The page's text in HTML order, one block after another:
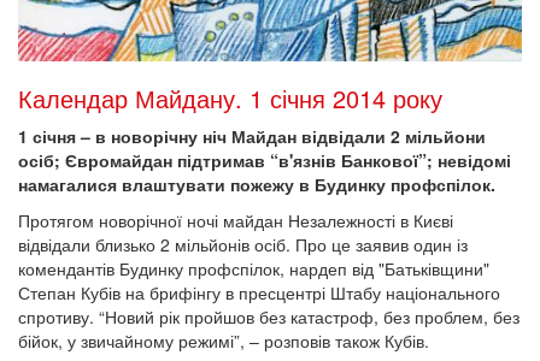
Календар Майдану. 1 січня 2014 року
1 січня – в новорічну ніч Майдан відвідали 2 мільйони
осіб; Євромайдан підтримав “в'язнів Банкової”; невідомі
намагалися влаштувати пожежу в Будинку профспілок.
Протягом новорічної ночі майдан Незалежності в Києві
відвідали близько 2 мільйонів осіб. Про це заявив один із
комендантів Будинку профспілок, нардеп від "Батьківщини"
Степан Кубів на брифінгу в пресцентрі Штабу національного
спротиву. “Новий рік пройшов без катастроф, без проблем, без
бійок, у звичайному режимі”, – розповів також Кубів.